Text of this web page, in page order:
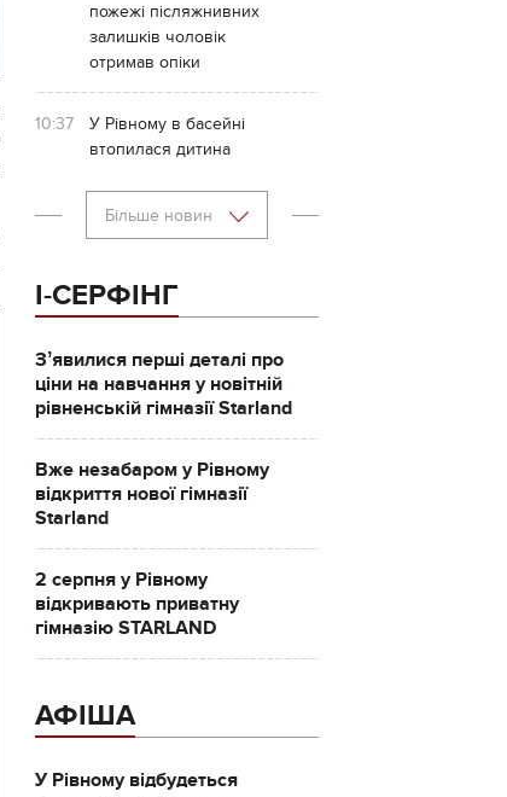
пожежі післяжнивних
залишків чоловік
отримав опіки
10:37
У Рівному в басейні
втопилася дитина
Більше новин
І-СЕРФІНГ
Зʼявилися перші деталі про
ціни на навчання у новітній
рівненській гімназії Starland
Вже незабаром у Рівному
відкриття нової гімназії
Starland
2 серпня у Рівному
відкривають приватну
гімназію STARLAND
АФІША
У Рівному відбудеться